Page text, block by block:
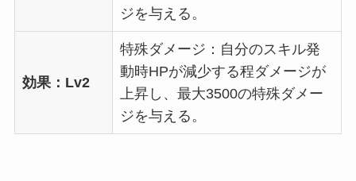
ジを与える。
効果：Lv2
特殊ダメージ：自分のスキル発
動時HPが減少する程ダメージが
上昇し、最大3500の特殊ダメー
ジを与える。